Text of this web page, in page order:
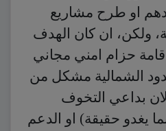
او طرح مشاريع
ولكن، ان كان الهدف
حزام امني مجاني
الشمالية مشكل من
بداعي التخوف
يغدو حقيقة) او الدعم